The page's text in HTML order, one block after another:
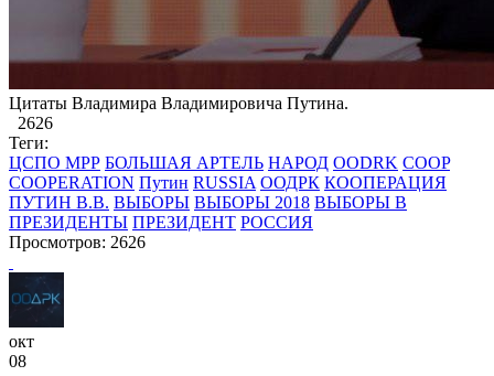
​Цитаты Владимира Владимировича Путина.
2626
Теги:
ЦСПО МРР БОЛЬШАЯ АРТЕЛЬ НАРОД OODRK COOP
COOPERATION Путин RUSSIA ООДРК КООПЕРАЦИЯ
ПУТИН В.В. ВЫБОРЫ ВЫБОРЫ 2018 ВЫБОРЫ В
ПРЕЗИДЕНТЫ ПРЕЗИДЕНТ РОССИЯ
Просмотров: 2626
окт
08